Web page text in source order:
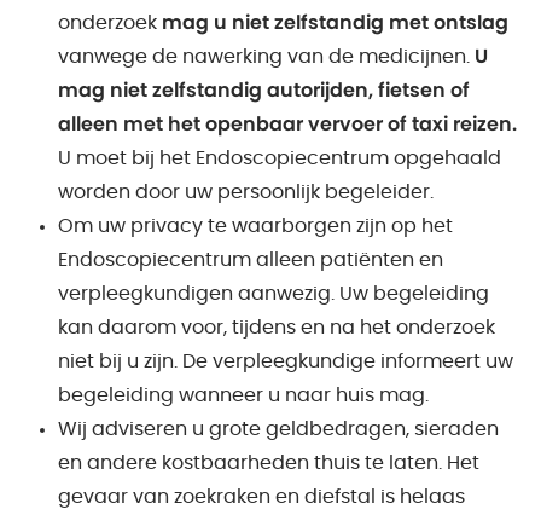
onderzoek mag u niet zelfstandig met ontslag
vanwege de nawerking van de medicijnen. U
mag niet zelfstandig autorijden, fietsen of
alleen met het openbaar vervoer of taxi reizen.
U moet bij het Endoscopiecentrum opgehaald
worden door uw persoonlijk begeleider.
Om uw privacy te waarborgen zijn op het
Endoscopiecentrum alleen patiënten en
verpleegkundigen aanwezig. Uw begeleiding
kan daarom voor, tijdens en na het onderzoek
niet bij u zijn. De verpleegkundige informeert uw
begeleiding wanneer u naar huis mag.
Wij adviseren u grote geldbedragen, sieraden
en andere kostbaarheden thuis te laten. Het
gevaar van zoekraken en diefstal is helaas